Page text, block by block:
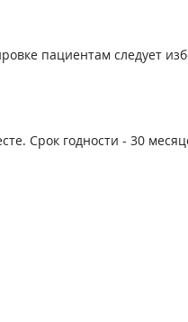
пациентам следует
Срок годности - 30